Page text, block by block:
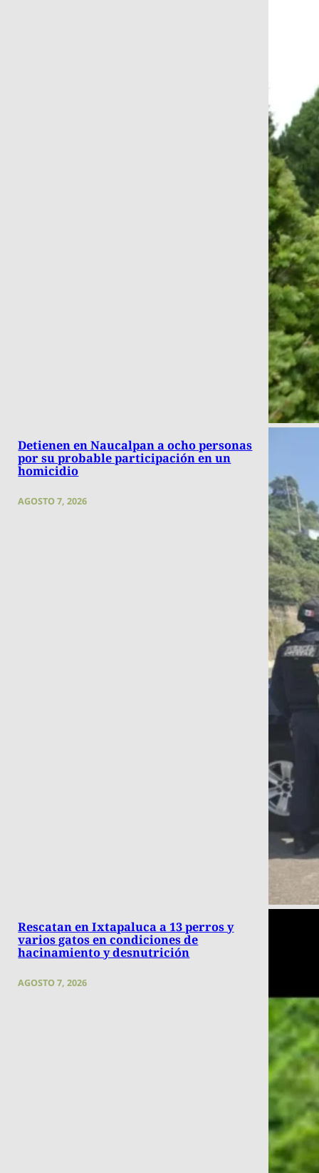
Detienen en Naucalpan a ocho personas
por su probable participación en un
homicidio
AGOSTO 7, 2026
Rescatan en Ixtapaluca a 13 perros y
varios gatos en condiciones de
hacinamiento y desnutrición
AGOSTO 7, 2026